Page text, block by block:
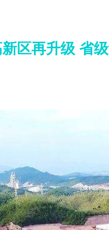
区再升级 省